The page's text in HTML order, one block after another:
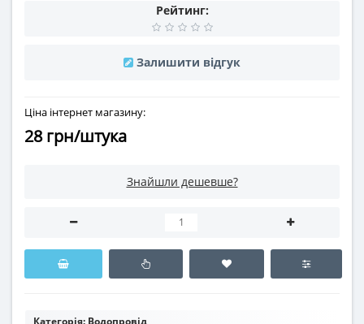
Рейтинг:
Залишити відгук
Ціна інтернет магазину:
28 грн/штука
Знайшли дешевше?